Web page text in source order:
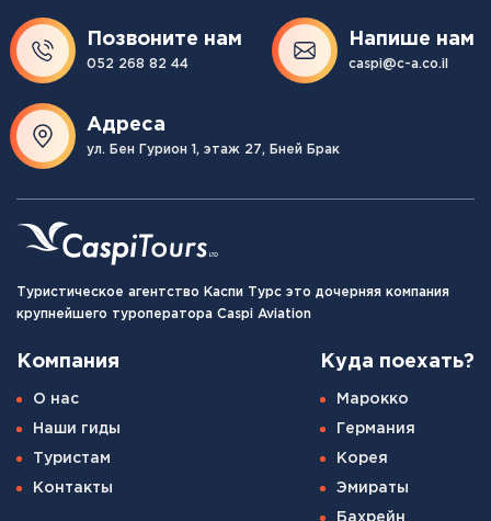
Позвоните нам
052 268 82 44
Напише нам
caspi@c-a.co.il
Адреса
ул. Бен Гурион 1, этаж 27, Бней Брак
Туристическое агентство Каспи Турс это дочерняя компания
крупнейшего туроператора Caspi Aviation
Компания
О нас
Наши гиды
Туристам
Контакты
Куда поехать?
Марокко
Германия
Корея
Эмираты
Бахрейн